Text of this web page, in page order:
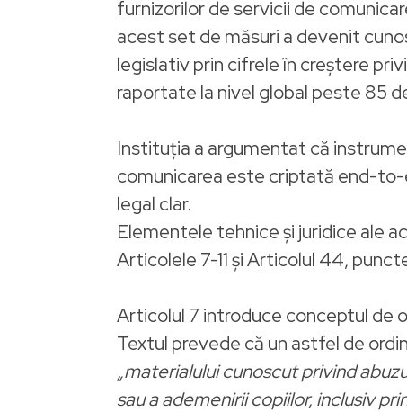
furnizorilor de servicii de
acest set de măsuri a devenit
legislativ prin cifrele în creștere
raportate la nivel global peste 85
Instituția a argumentat că
comunicarea este criptată end-to-
legal clar.
Elementele tehnice și juridice ale
Articolele 7-11 și Articolul 44,
Articolul 7 introduce conceptul de
Textul prevede că un astfel de
„materialului cunoscut privind
sau a ademenirii copiilor, inclusiv